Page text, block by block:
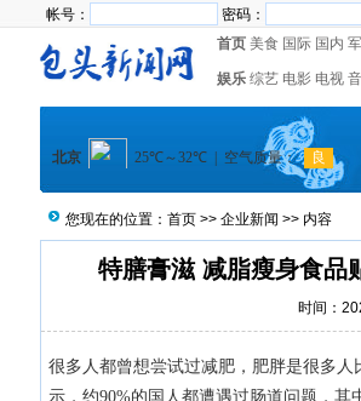
帐号： 密码：
首页 美食 国际 国内
娱乐 综艺 电影 电视
您现在的位置： 首页 >> 企业新闻 >> 内容
特膳膏滋 减脂瘦身食品
时间：
很多人都曾想尝试过减肥，肥胖是很多
示，约90%的国人都遭遇过肠道问题，